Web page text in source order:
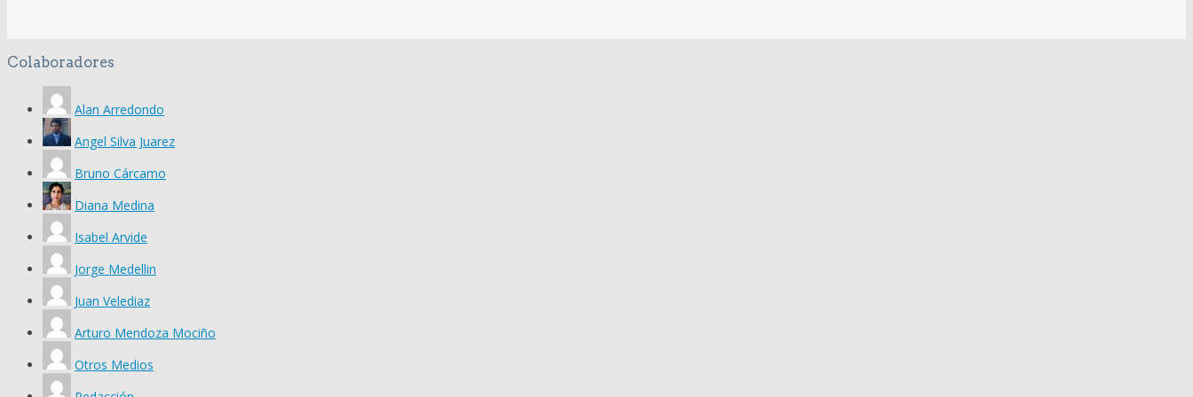
Colaboradores
Alan Arredondo
Angel Silva Juarez
Bruno Cárcamo
Diana Medina
Isabel Arvide
Jorge Medellin
Juan Velediaz
Arturo Mendoza Mociño
Otros Medios